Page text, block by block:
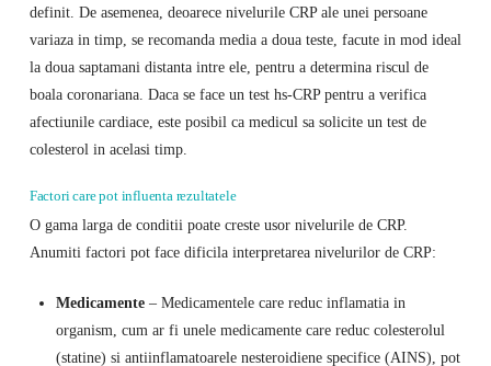
definit. De asemenea, deoarece nivelurile CRP ale unei persoane
variaza in timp, se recomanda media a doua teste, facute in mod ideal
la doua saptamani distanta intre ele, pentru a determina riscul de
boala coronariana. Daca se face un test hs-CRP pentru a verifica
afectiunile cardiace, este posibil ca medicul sa solicite un test de
colesterol in acelasi timp.
Factori care pot influenta rezultatele
O gama larga de conditii poate creste usor nivelurile de CRP.
Anumiti factori pot face dificila interpretarea nivelurilor de CRP:
Medicamente– Medicamentele care reduc inflamatia in
organism, cum ar fi unele medicamente care reduc colesterolul
(statine) si antiinflamatoarele nesteroidiene specifice (AINS), pot